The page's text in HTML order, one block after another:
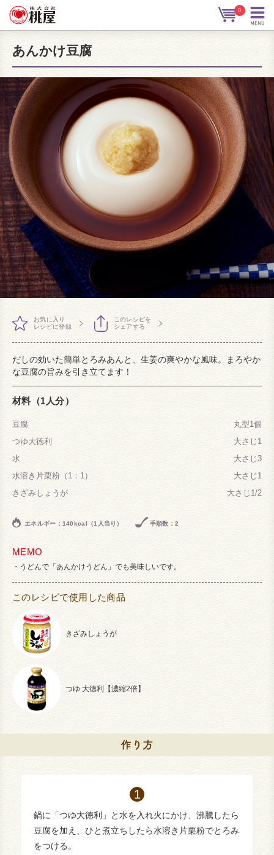
0
あんかけ豆腐
お気に入り
レシピに登録
このレシピを
シェアする
だしの効いた簡単とろみあんと、生姜の爽やかな風味。まろやか
な豆腐の旨みを引き立てます！
材料（1人分）
豆腐
丸型1個
つゆ大徳利
大さじ1
水
大さじ3
水溶き片栗粉（1：1）
大さじ1
きざみしょうが
大さじ1/2
エネルギー：140kcal（1人当り） 手順数：2
MEMO
うどんで「あんかけうどん」でも美味しいです。
このレシピで使用した商品
きざみしょうが
つゆ 大徳利【濃縮2倍】
鍋に「つゆ大徳利」と水を入れ火にかけ、沸騰したら
豆腐を加え、ひと煮立ちしたら水溶き片栗粉でとろみ
をつける。